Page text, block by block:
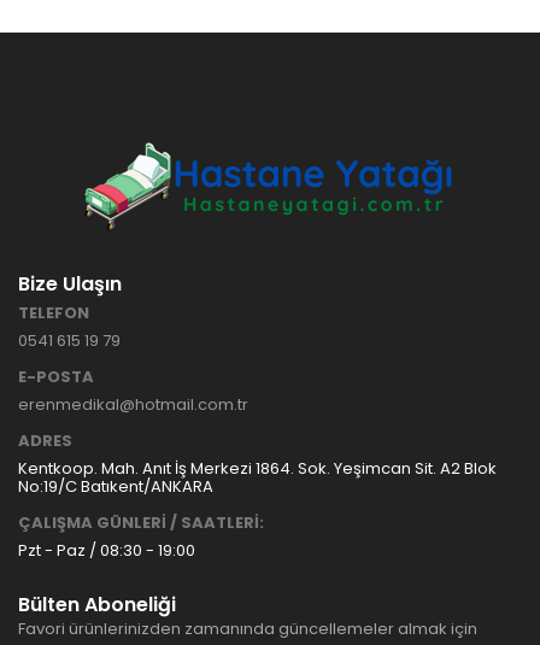
Bize Ulaşın
TELEFON
0541 615 19 79
E-POSTA
erenmedikal@hotmail.com.tr
ADRES
Kentkoop. Mah. Anıt İş Merkezi 1864. Sok. Yeşimcan Sit. A2 Blok
No:19/C Batıkent/ANKARA
ÇALIŞMA GÜNLERİ / SAATLERİ:
Pzt - Paz / 08:30 - 19:00
Bülten Aboneliği
Favori ürünlerinizden zamanında güncellemeler almak için